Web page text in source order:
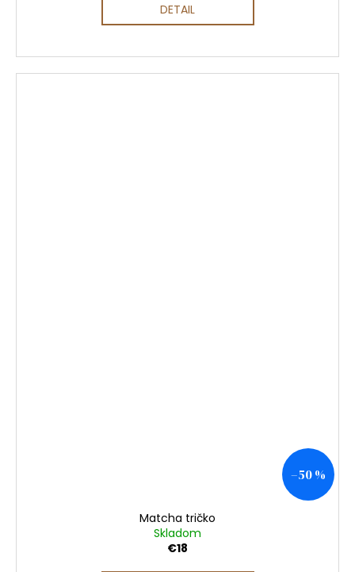
DETAIL
–50 %
Matcha tričko
Skladom
€18